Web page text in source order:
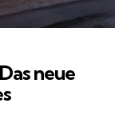
neue